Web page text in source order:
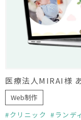
医療法人MIRAI様
Web制作
クリニック
ランデ